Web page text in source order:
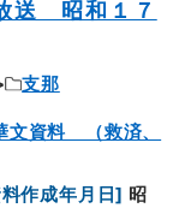
送 昭和１７
支那
文資料 （救済、
作成年月日] 昭